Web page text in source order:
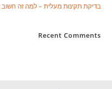
בדיקת תקינות מעלית – למה זה חשוב
Recent Comments